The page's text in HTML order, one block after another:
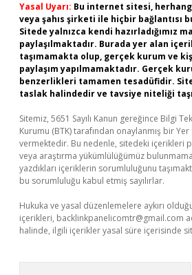
Yasal Uyarı: Bu internet sitesi,
veya şahıs şirketi ile hiçbir bağlantısı
Sitede yalnızca kendi hazırladığımız
paylaşılmaktadır. Burada yer alan
taşımamakta olup, gerçek kurum ve
paylaşım yapılmamaktadır. Gerçek
benzerlikleri tamamen tesadüfidir.
taslak halindedir ve tavsiye niteliği
Sitemiz, 5651 Sayılı Kanun gereğince Bilgi
Kurumu (BTK) tarafından onaylanmış bir Yer
vermektedir. Bu nedenle, sitedeki içerikleri
veya araştırma yükümlülüğümüz
yazdıkları içeriklerin sorumluluğunu
bu sorumluluğu kabul etmiş sayılırlar.
Hukuka ve yasal düzenlemelere aykırı
içerikleri, backlinkpanelicomtr@gmail.com
halinde, ilgili içerikler yasal süre içerisinde